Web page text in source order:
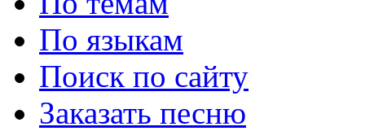
По языкам
Поиск по сайту
Заказать песню